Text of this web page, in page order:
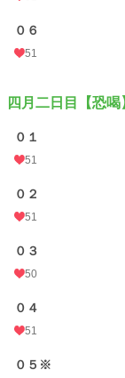
０６
51
四月二日目【恐喝
０１
51
０２
51
０３
50
０４
51
０５※